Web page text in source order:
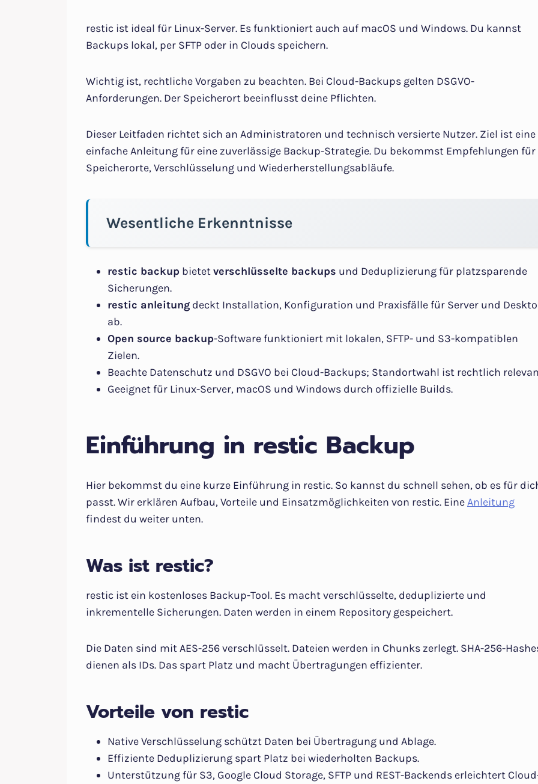
restic ist ideal für Linux-Server. Es funktioniert auch auf macOS und Windows. Du kannst
Backups lokal, per SFTP oder in Clouds speichern.
Wichtig ist, rechtliche Vorgaben zu beachten. Bei Cloud-Backups gelten DSGVO-
Anforderungen. Der Speicherort beeinflusst deine Pflichten.
Dieser Leitfaden richtet sich an Administratoren und technisch versierte Nutzer. Ziel ist eine
einfache Anleitung für eine zuverlässige Backup-Strategie. Du bekommst Empfehlungen für
Speicherorte, Verschlüsselung und Wiederherstellungsabläufe.
Wesentliche Erkenntnisse
restic backup bietetverschlüsselte backups und Deduplizierung für platzsparende
Sicherungen.
restic anleitung deckt Installation, Konfiguration und Praxisfälle für Server und
ab.
Open source backup-Software funktioniert mit lokalen, SFTP- und S3-kompatiblen
Zielen.
Beachte Datenschutz und DSGVO bei Cloud-Backups; Standortwahl ist rechtlich
Geeignet für Linux-Server, macOS und Windows durch offizielle Builds.
Einführung in restic Backup
Hier bekommst du eine kurze Einführung in restic. So kannst du schnell sehen, ob es für
passt. Wir erklären Aufbau, Vorteile und Einsatzmöglichkeiten von restic. EineAnleitung
findest du weiter unten.
Was ist restic?
restic ist ein kostenloses Backup-Tool. Es macht verschlüsselte, deduplizierte und
inkrementelle Sicherungen. Daten werden in einem Repository gespeichert.
Die Daten sind mit AES-256 verschlüsselt. Dateien werden in Chunks zerlegt. SHA-256-
dienen als IDs. Das spart Platz und macht Übertragungen effizienter.
Vorteile von restic
Native Verschlüsselung schützt Daten bei Übertragung und Ablage.
Effiziente Deduplizierung spart Platz bei wiederholten Backups.
Unterstützung für S3, Google Cloud Storage, SFTP und REST-Backends erleichtert